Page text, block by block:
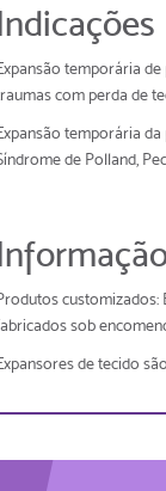
temporária
com perda de
temporária
de Polland,
customizados:
sob
de tecido